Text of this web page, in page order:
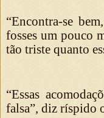
“Encontra-se
fosses um pouco
tão triste quanto
“Essas
falsa”, diz ríspido